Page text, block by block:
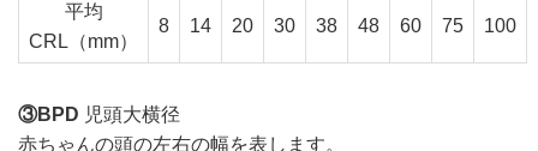
平均
CRL（mm）
8 14 20 30 38 48 60 75 100
③BPD 児頭大横径
赤ちゃんの頭の左右の幅を表します。